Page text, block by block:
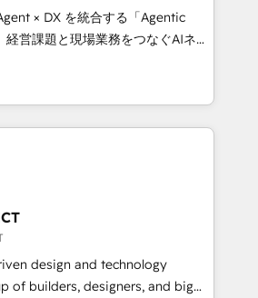
scalable strategies that drive
as a
• Top 3 Partner of the Year
2024, 2025. • Partner of the Year
Cebra’s experts help you grow
with impact.
× DX を統合する「Agentic
シーとして、HubSpot Eliteの実装
計します。 💡 100inc は何
を共通基盤に、AIエージェン
フロント業務（マーケティング・営
ーです。事業部・グループ会社・部
、データと業務プロセスのサイロ化
全社共通基盤に再構築します。意
担当者に並走します。 1️⃣
支援 顧客データの一元化から、
動化まで。全Hub統合運用、デー
design and technology
of builders, designers, and big